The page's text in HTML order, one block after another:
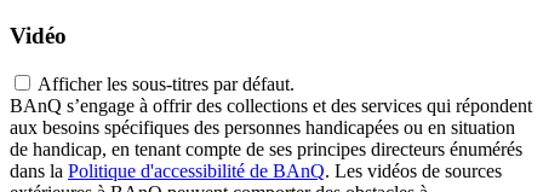
Vidéo
Afficher les sous-titres par défaut.
BAnQ s’engage à offrir des collections et des services qui répondent
aux besoins spécifiques des personnes handicapées ou en situation
de handicap, en tenant compte de ses principes directeurs énumérés
dans la Politique d'accessibilité de BAnQ. Les vidéos de sources